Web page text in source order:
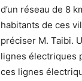
d’un réseau de 8
habitants de ces
préciser M. Taibi.
lignes électriques
ces lignes